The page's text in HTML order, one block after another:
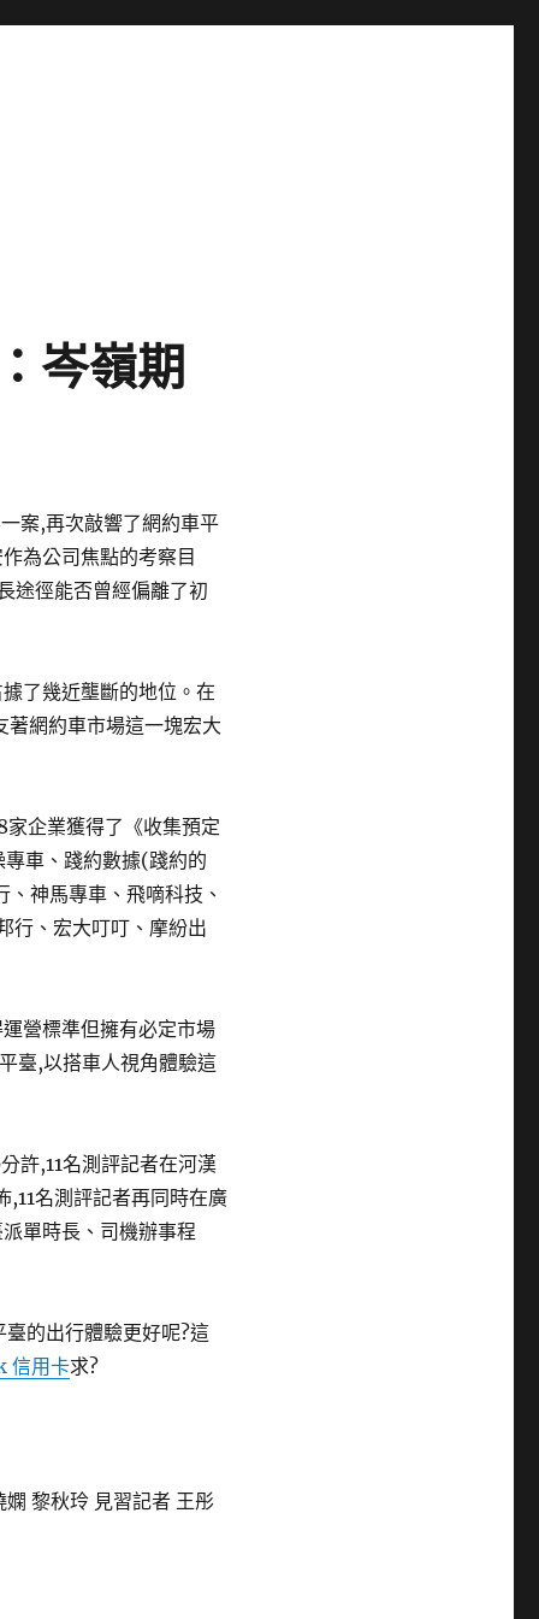
岑嶺期
案,再次敲響了網約車平
為公司焦點的考察目
途徑能否曾經偏離了初
了幾近壟斷的地位。在
網約車市場這一塊宏大
企業獲得了《收集預定
車、踐約數據(踐約的
神馬專車、飛嘀科技、
行、宏大叮叮、摩紛出
營標準但擁有必定市場
臺,以搭車人視角體驗這
許,11名測評記者在河漢
名測評記者再同時在廣
單時長、司機辦事程
的出行體驗更好呢?這
信用卡求?
黎秋玲 見習記者 王彤